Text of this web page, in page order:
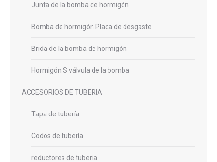
Junta de la bomba de hormigón
Bomba de hormigón Placa de desgaste
Brida de la bomba de hormigón
Hormigón S válvula de la bomba
ACCESORIOS DE TUBERIA
Tapa de tubería
Codos de tubería
reductores de tubería